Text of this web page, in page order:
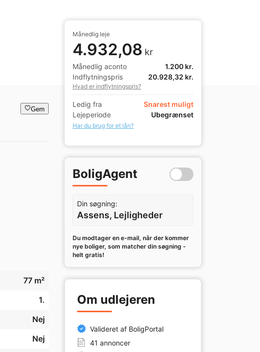
Gem
77 m²
1.
Nej
Nej
Månedlig leje
4.932,08 kr
Månedlig aconto
1.200 kr.
Indflytningspris
20.928,32 kr.
Hvad er indflytningspris?
Ledig fra
Snarest muligt
Lejeperiode
Ubegrænset
Har du brug for et lån?
BoligAgent
Din søgning:
Assens, Lejligheder
Du modtager en e-mail, når der kommer
nye boliger, som matcher din søgning -
helt gratis!
Om udlejeren
Valideret af BoligPortal
41 annoncer